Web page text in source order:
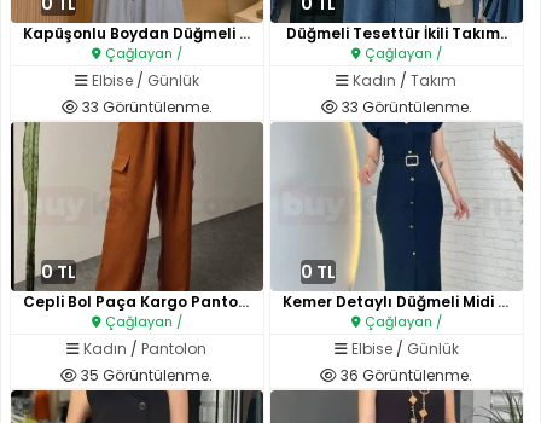
Kapüşonlu Boydan Düğmeli Teset..
Çağlayan /
Elbise/ Günlük
33 Görüntülenme.
Düğmeli Tesettür İkili Takım..
Çağlayan /
Kadın /Takım
33 Görüntülenme.
0 TL
Cepli Bol Paça Kargo Pantolon..
Çağlayan /
Kadın /Pantolon
35 Görüntülenme.
0 TL
Kemer Detaylı Düğmeli Midi Elb..
Çağlayan /
Elbise/ Günlük
36 Görüntülenme.